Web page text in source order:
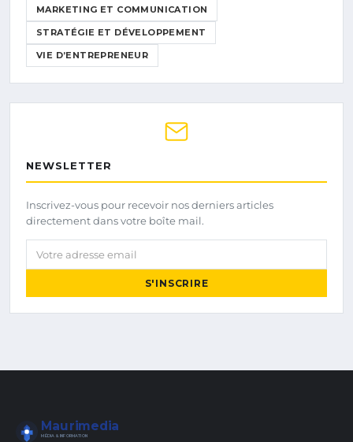
MARKETING ET COMMUNICATION
STRATÉGIE ET DÉVELOPPEMENT
VIE D’ENTREPRENEUR
NEWSLETTER
Inscrivez-vous pour recevoir nos derniers articles
directement dans votre boîte mail.
Votre adresse email
S'INSCRIRE
Maurimedia
MÉDIA & INFORMATION